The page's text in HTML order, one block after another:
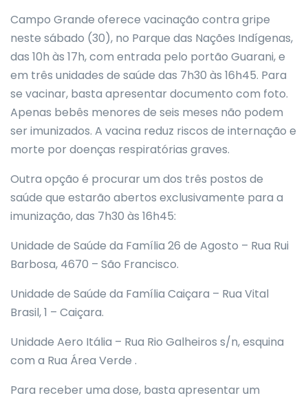
Campo Grande oferece vacinação contra gripe
neste sábado (30), no Parque das Nações Indígenas,
das 10h às 17h, com entrada pelo portão Guarani, e
em três unidades de saúde das 7h30 às 16h45. Para
se vacinar, basta apresentar documento com foto.
Apenas bebês menores de seis meses não podem
ser imunizados. A vacina reduz riscos de internação e
morte por doenças respiratórias graves.
Outra opção é procurar um dos três postos de
saúde que estarão abertos exclusivamente para a
imunização, das 7h30 às 16h45:
Unidade de Saúde da Família 26 de Agosto – Rua Rui
Barbosa, 4670 – São Francisco.
Unidade de Saúde da Família Caiçara – Rua Vital
Brasil, 1 – Caiçara.
Unidade Aero Itália – Rua Rio Galheiros s/n, esquina
com a Rua Área Verde .
Para receber uma dose, basta apresentar um